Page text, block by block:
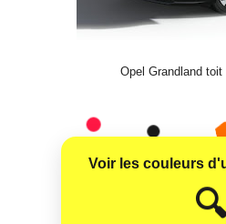
Opel Grandland toit
😊
Voir les couleurs
🔍